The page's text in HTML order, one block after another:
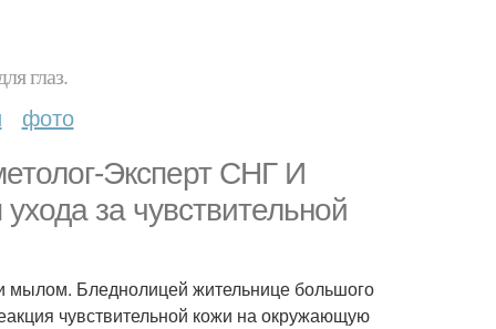
глаз.
фото
Эксперт СНГ И
за чувствительной
мылом. Бледнолицей жительнице большого
чувствительной кожи на окружающую